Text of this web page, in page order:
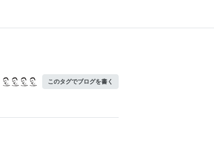
このタグでブログを書く